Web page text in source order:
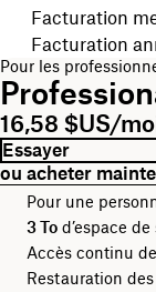
Choisissez votre
Facturation
Facturation
Pour les
16,58 $US/
Essayer
ou acheter
Pour une
3 To d’espace
Accès continu
Restauration